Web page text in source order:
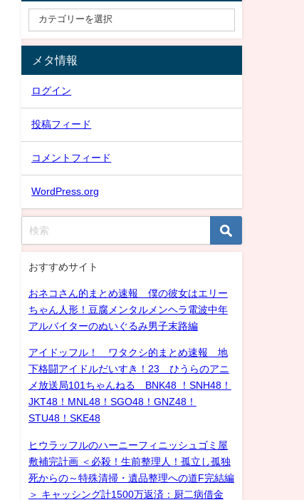
メタ情報
ログイン
投稿フィード
コメントフィード
WordPress.org
おすすめサイト
おネコさん的まとめ速報 僕の彼女はエリー
ちゃん人形！豆腐メンタルメンヘラ電波中年
アルバイターのぬいぐるみ男子末路編
アイドッフル！ ワタクシ的まとめ速報 地
下格闘アイドルだいすき！23 ひうらのアニ
メ放送局101ちゃんねる BNK48 ！SNH48！
JKT48！MNL48！SGO48！GNZ48！
STU48！SKE48
ヒウラッフルのハーニーフィニッシュゴミ屋
敷補完計画 ＜必殺！生前整理人！孤立し孤独
死からの～特殊清掃・遺品整理への道F完結編
＞ キャッシング計1500万返済：厨二病借金